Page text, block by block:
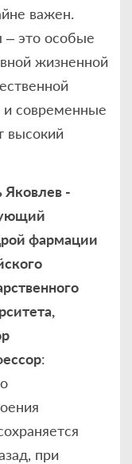
важен.
– это особые
жизненной
и современные
высокий
Яковлев -
фармации
:
при